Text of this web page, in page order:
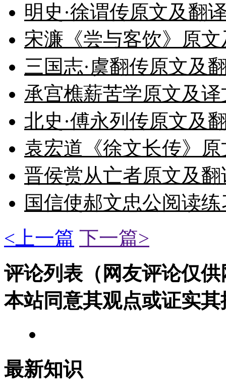
明史·徐谓传原文及翻
宋濂《尝与客饮》原
三国志·虞翻传原文及
承宫樵薪苦学原文及
北史·傅永列传原文及
袁宏道《徐文长传》
晋侯赏从亡者原文及
国信使郝文忠公阅读
<上一篇 下一篇>
评论列表（网友评论仅
本站同意其观点或证实其
最新知识